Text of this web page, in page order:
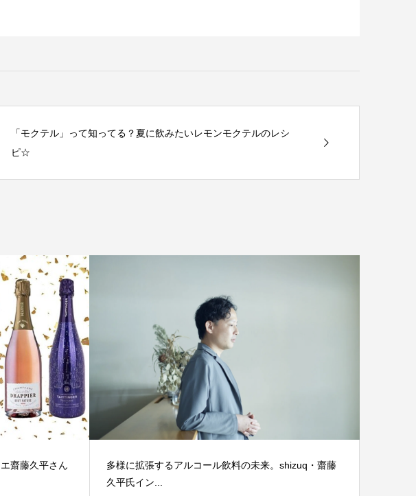
「モクテル」って知ってる？夏に飲みたいレモンモクテルのレシ
ピ☆
齋藤久平さん
多様に拡張するアルコール飲料の未来。shizuq・齋藤
久平氏イン...